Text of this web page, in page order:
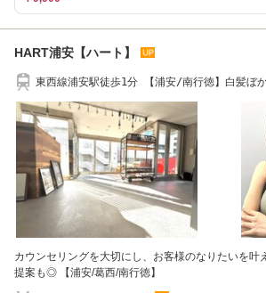
HART浦安【ハート】
東西線浦安駅徒歩1分 【浦安/南行徳】白髪ぼ
カウンセリングを大切にし、お客様のなりたいを
提案も◎ 【浦安/葛西/南行徳】